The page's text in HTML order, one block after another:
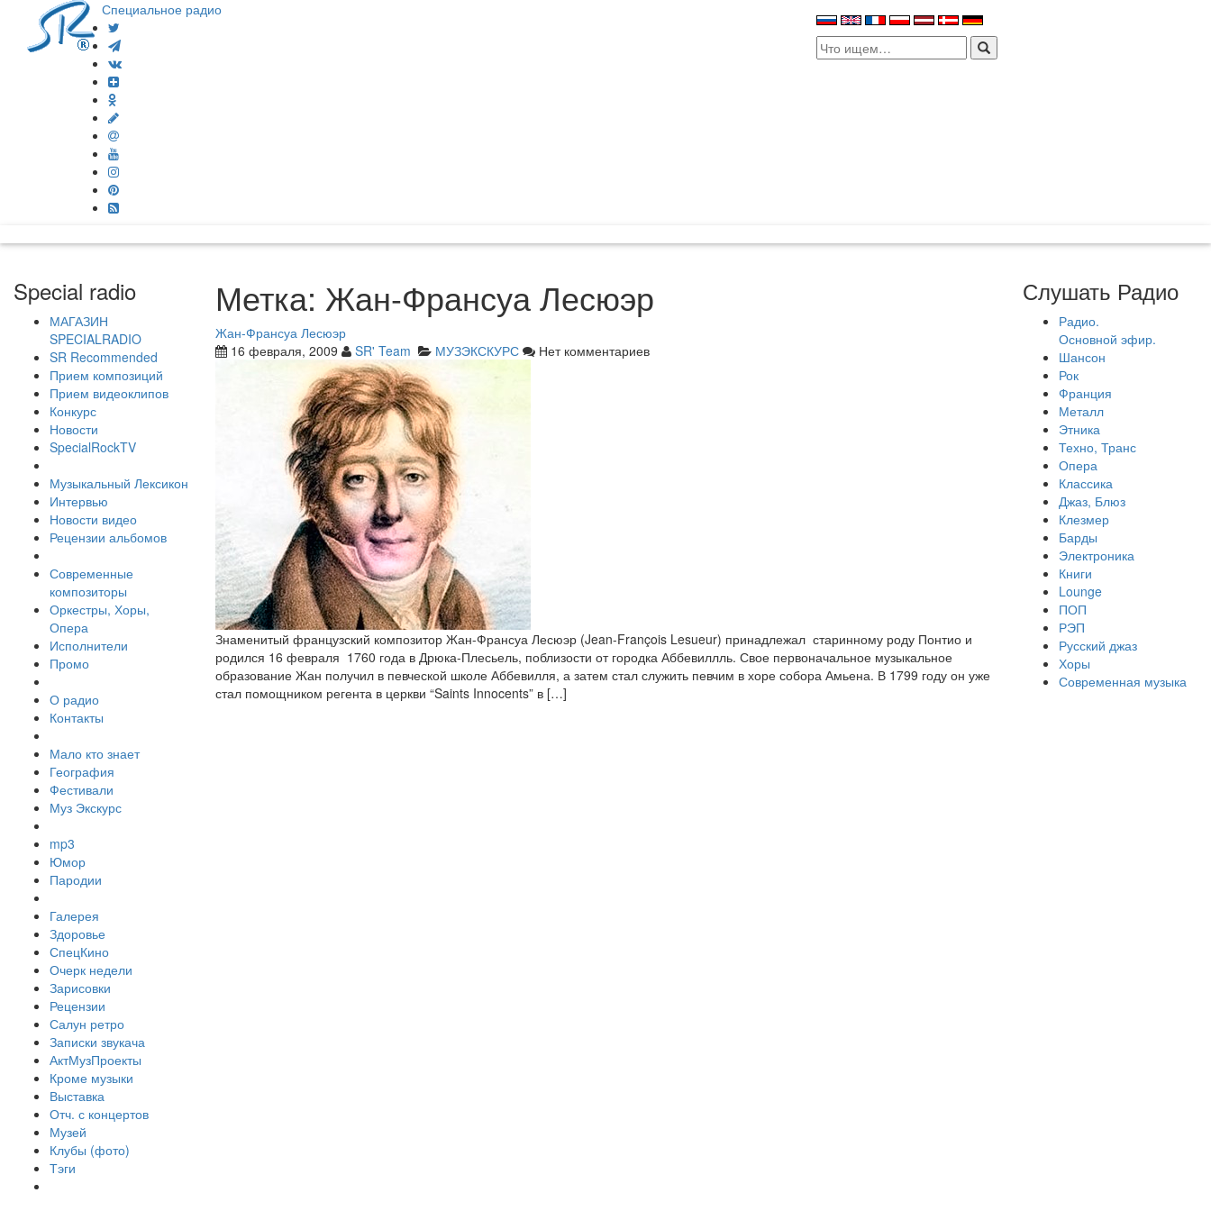
Специальное радио
Search
for:
Special radio
МАГАЗИН
SPECIALRADIO
SR Recommended
Прием композиций
Прием видеоклипов
Конкурс
Новости
SpecialRockTV
Музыкальный Лексикон
Интервью
Новости видео
Рецензии альбомов
Современные
композиторы
Оркестры, Хоры,
Опера
Исполнители
Промо
О радио
Контакты
Мало кто знает
География
Фестивали
Муз Экскурс
mp3
Юмор
Пародии
Галерея
Здоровье
СпецКино
Очерк недели
Зарисовки
Рецензии
Салун ретро
Записки звукача
АктМузПроекты
Кроме музыки
Выставка
Отч. с концертов
Музей
Клубы (фото)
Тэги
Метка: Жан-Франсуа Лесюэр
Жан-Франсуа Лесюэр
16 февраля, 2009
SR' Team МУЗЭКСКУРС Нет комментариев
Знаменитый французский композитор Жан-Франсуа Лесюэр (Jean-François Lesueur) принадлежал старинному роду Понтио и
родился 16 февраля 1760 года в Дрюка-Плесьель, поблизости от городка Аббевиллль. Свое первоначальное музыкальное
образование Жан получил в певческой школе Аббевилля, а затем стал служить певчим в хоре собора Амьена. В 1799 году он уже
стал помощником регента в церкви “Saints Innocents” в […]
Слушать Радио
Радио.
Основной эфир.
Шансон
Рок
Франция
Металл
Этника
Техно, Транс
Опера
Классика
Джаз, Блюз
Клезмер
Барды
Электроника
Книги
Lounge
ПОП
РЭП
Русский джаз
Хоры
Современная музыка